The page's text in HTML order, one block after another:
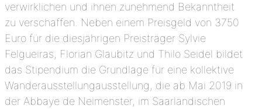
verwirklichen und ihnen zunehmend Bekanntheit
zu verschaffen. Neben einem Preisgeld von 3750
Euro für die diesjährigen Preisträger Sylvie
Felgueiras, Florian Glaubitz und Thilo Seidel bildet
das Stipendium die Grundlage für eine kollektive
Wanderausstellungausstellung, die ab Mai 2019 in
der Abbaye de Neimenster, im Saarländischen